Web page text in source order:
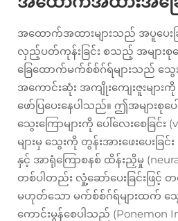
အထောက်အထားများသည် အပူပေးခြ
လှည့်ပတ်ကုန်းခြင်း စသည့် အများစုပ
ခြေထောက်မက်စ်စ်ဂ်ရ်များသည်
အကောင်းဆုံး အကျိုးကျေးဇူးများကို
ဖော်ပြပေးနေပါသည်။ ဤအများစုပ
သွေးကြောများကို ပေါ်လေးစေခြင်း
များမှ သွေးကို တွန်းအားဖေးပေးခြင်
နှင့် အာရုံကြောစနစ် ထိန်းညှိမှု
တစ်ပါတည်း လှုံ့ဆော်ပေးခြင်းဖြင့်
မဟုတ်သော မက်စ်စ်ဂ်ရ်များထက် သွေ
ကောင်းမွန်စေပါသည် (Ponemon